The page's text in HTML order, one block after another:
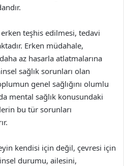
teşhis edilmesi, tedavi
Erken müdahale,
az hasarla atlatmalarına
sağlık sorunları olan
genel sağlığını olumlu
mental sağlık konusundaki
bu tür sorunları
kendisi için değil, çevresi için
durumu, ailesini,